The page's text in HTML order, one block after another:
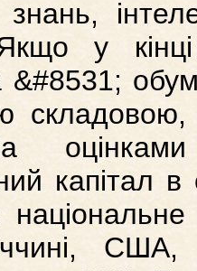
знань,
Якщо у
&#8531;
оцінками
капітал в
США,